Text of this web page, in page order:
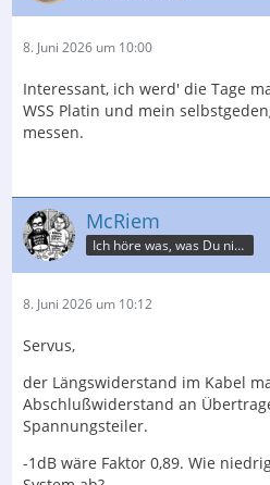
8. Juni 2026 um 10:00
Interessant, ich werd' die Tage
WSS Platin und mein
messen.
McRiem
Ich höre was, was Du nicht misst.
8. Juni 2026 um 10:12
Servus,
der Längswiderstand im Kabel
Abschlußwiderstand an
Spannungsteiler.
-1dB wäre Faktor 0,89. Wie